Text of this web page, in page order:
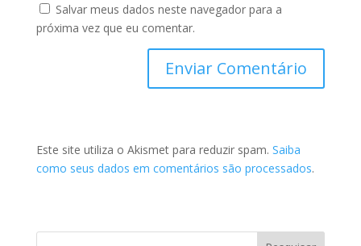
Salvar meus dados neste navegador para a
próxima vez que eu comentar.
Este site utiliza o Akismet para reduzir spam. Saiba
como seus dados em comentários são processados.